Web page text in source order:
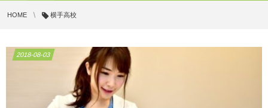
HOME 横手高校
2018-08-03